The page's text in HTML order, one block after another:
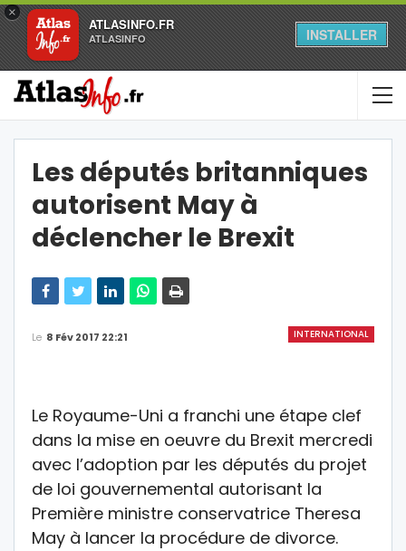
×
ATLASINFO.FR
ATLASINFO INSTALLER
Les députés britanniques
autorisent May à
déclencher le Brexit
INTERNATIONAL
Le 8 Fév 2017 22:21
Le Royaume-Uni a franchi une étape clef
dans la mise en oeuvre du Brexit mercredi
avec l’adoption par les députés du projet
de loi gouvernemental autorisant la
Première ministre conservatrice Theresa
May à lancer la procédure de divorce.